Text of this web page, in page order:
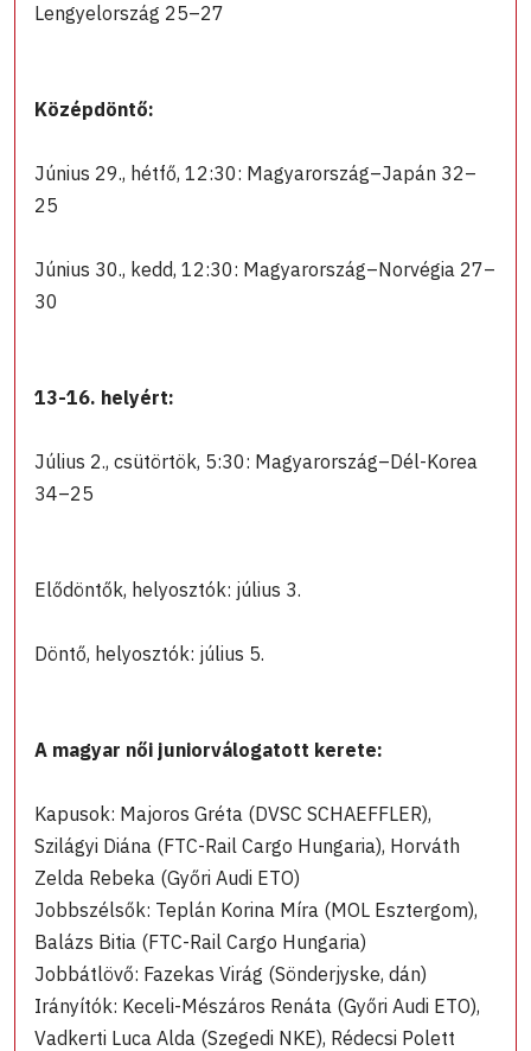
Lengyelország 25–27
Középdöntő:
Június 29., hétfő, 12:30: Magyarország–Japán 32–
25
Június 30., kedd, 12:30: Magyarország–Norvégia 27–
30
13-16. helyért:
Július 2., csütörtök, 5:30: Magyarország–Dél-Korea
34–25
Elődöntők, helyosztók: július 3.
Döntő, helyosztók: július 5.
A magyar női juniorválogatott kerete:
Kapusok: Majoros Gréta (DVSC SCHAEFFLER),
Szilágyi Diána (FTC-Rail Cargo Hungaria), Horváth
Zelda Rebeka (Győri Audi ETO)
Jobbszélsők: Teplán Korina Míra (MOL Esztergom),
Balázs Bitia (FTC-Rail Cargo Hungaria)
Jobbátlövő: Fazekas Virág (Sönderjyske, dán)
Irányítók: Keceli-Mészáros Renáta (Győri Audi ETO),
Vadkerti Luca Alda (Szegedi NKE), Rédecsi Polett